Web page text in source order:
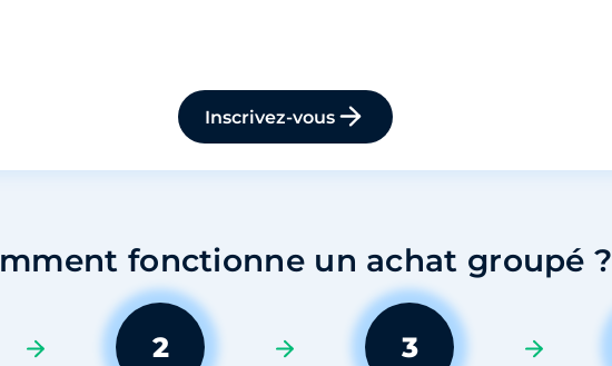
Inscrivez-vous
fonctionne un achat groupé ?
2 3